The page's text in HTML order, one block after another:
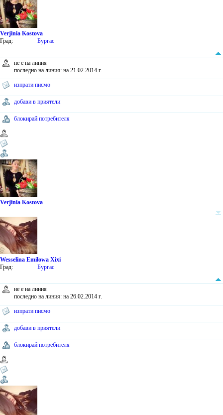
Verjinia Kostova
Град:
Бургас
не е на линия
последно на линия: на 21.02.2014 г.
изпрати писмо
добави в приятели
блокирай потребителя
Verjinia Kostova
Wesselina Emilowa Xixi
Град:
Бургас
не е на линия
последно на линия: на 26.02.2014 г.
изпрати писмо
добави в приятели
блокирай потребителя